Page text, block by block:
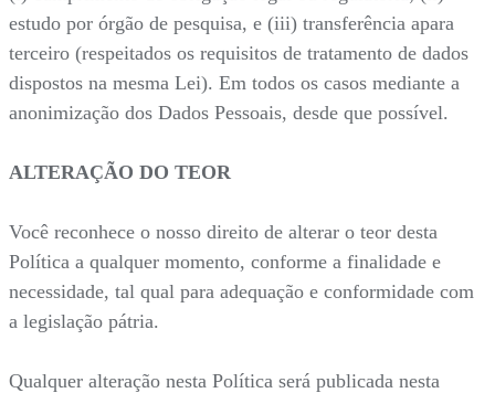
estudo por órgão de pesquisa, e (iii) transferência apara
terceiro (respeitados os requisitos de tratamento de dados
dispostos na mesma Lei). Em todos os casos mediante a
anonimização dos Dados Pessoais, desde que possível.
ALTERAÇÃO DO TEOR
Você reconhece o nosso direito de alterar o teor desta
Política a qualquer momento, conforme a finalidade e
necessidade, tal qual para adequação e conformidade com
a legislação pátria.
Qualquer alteração nesta Política será publicada nesta